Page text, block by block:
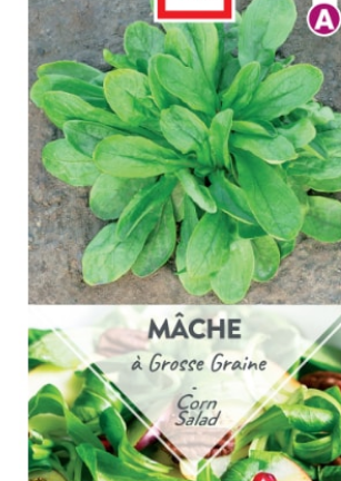
Arbustes de terre de bruyère
Plantes Grimpantes
Arbres fruitiers
Conifères
Plantes méditerranéennes et exotiques
Rosiers
Plantes
Plantes
Plantes
Plantes
Plantes
Plantes
Plantes
Lavande